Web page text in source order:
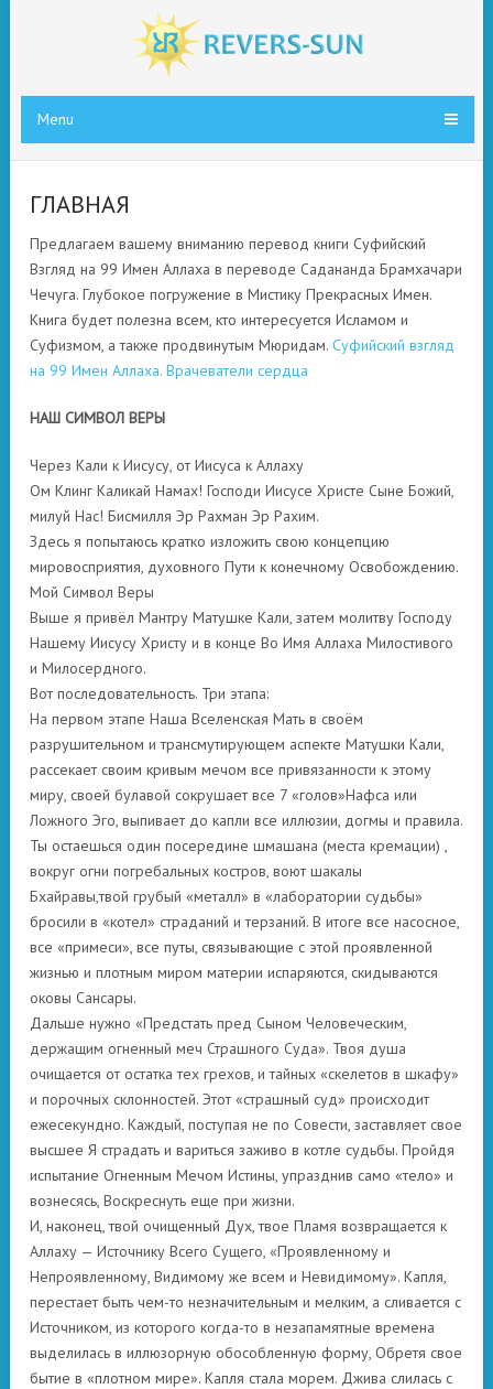
Menu
ГЛАВНАЯ
Предлагаем вашему вниманию перевод книги Суфийский
Взгляд на 99 Имен Аллаха в переводе Садананда Брамхачари
Чечуга. Глубокое погружение в Мистику Прекрасных Имен.
Книга будет полезна всем, кто интересуется Исламом и
Суфизмом, а также продвинутым Мюридам. Суфийский взгляд
на 99 Имен Аллаха. Врачеватели сердца
НАШ СИМВОЛ ВЕРЫ
Через Кали к Иисусу, от Иисуса к Аллаху
Ом Клинг Каликай Намах! Господи Иисусе Христе Сыне Божий,
милуй Нас! Бисмилля Эр Рахман Эр Рахим.
Здесь я попытаюсь кратко изложить свою концепцию
мировосприятия, духовного Пути к конечному Освобождению.
Мой Символ Веры
Выше я привёл Мантру Матушке Кали, затем молитву Господу
Нашему Иисусу Христу и в конце Во Имя Аллаха Милостивого
и Милосердного.
Вот последовательность. Три этапа:
На первом этапе Наша Вселенская Мать в своём
разрушительном и трансмутирующем аспекте Матушки Кали,
рассекает своим кривым мечом все привязанности к этому
миру, своей булавой сокрушает все 7 «голов»Нафса или
Ложного Эго, выпивает до капли все иллюзии, догмы и правила.
Ты остаешься один посередине шмашана (места кремации) ,
вокруг огни погребальных костров, воют шакалы
Бхайравы,твой грубый «металл» в «лаборатории судьбы»
бросили в «котел» страданий и терзаний. В итоге все насосное,
все «примеси», все путы, связывающие с этой проявленной
жизнью и плотным миром материи испаряются, скидываются
оковы Сансары.
Дальше нужно «Предстать пред Сыном Человеческим,
держащим огненный меч Страшного Суда». Твоя душа
очищается от остатка тех грехов, и тайных «скелетов в шкафу»
и порочных склонностей. Этот «страшный суд» происходит
ежесекундно. Каждый, поступая не по Совести, заставляет свое
высшее Я страдать и вариться заживо в котле судьбы. Пройдя
испытание Огненным Мечом Истины, упразднив само «тело» и
вознесясь, Воскреснуть еще при жизни.
И, наконец, твой очищенный Дух, твое Пламя возвращается к
Аллаху — Источнику Всего Сущего, «Проявленному и
Непроявленному, Видимому же всем и Невидимому». Капля,
перестает быть чем-то незначительным и мелким, а сливается с
Источником, из которого когда-то в незапамятные времена
выделилась в иллюзорную обособленную форму, Обретя свое
бытие в «плотном мире». Капля стала морем. Джива слилась с